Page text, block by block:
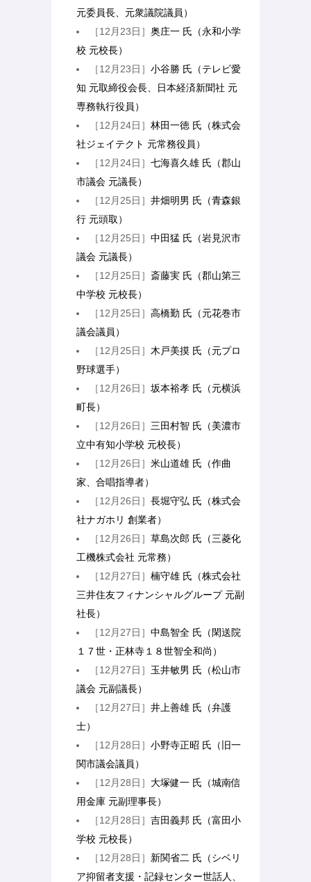
元委員長、元衆議院議員）
［12月23日］奥庄一 氏（永和小学
校 元校長）
［12月23日］小谷勝 氏（テレビ愛
知 元取締役会長、日本経済新聞社 元
専務執行役員）
［12月24日］林田一徳 氏（株式会
社ジェイテクト 元常務役員）
［12月24日］七海喜久雄 氏（郡山
市議会 元議長）
［12月25日］井畑明男 氏（青森銀
行 元頭取）
［12月25日］中田猛 氏（岩見沢市
議会 元議長）
［12月25日］斎藤実 氏（郡山第三
中学校 元校長）
［12月25日］高橋勤 氏（元花巻市
議会議員）
［12月25日］ 木戸美摸 氏（元プロ
野球選手）
［12月26日］坂本裕孝 氏（元横浜
町長）
［12月26日］ 三田村智 氏（美濃市
立中有知小学校 元校長）
［12月26日］米山道雄 氏（作曲
家、合唱指導者）
［12月26日］長堀守弘 氏（株式会
社ナガホリ 創業者）
［12月26日］草島次郎 氏（三菱化
工機株式会社 元常務）
［12月27日］楠守雄 氏（株式会社
三井住友フィナンシャルグループ 元副
社長）
［12月27日］中島智全 氏（閑送院
１７世・正林寺１８世智全和尚）
［12月27日］ 玉井敏男 氏（松山市
議会 元副議長）
［12月27日］井上善雄 氏（弁護
士）
［12月28日］小野寺正昭 氏（旧一
関市議会議員）
［12月28日］ 大塚健一 氏（城南信
用金庫 元副理事長）
［12月28日］吉田義邦 氏（富田小
学校 元校長）
［12月28日］ 新関省二 氏（シベリ
ア抑留者支援・記録センター世話人、